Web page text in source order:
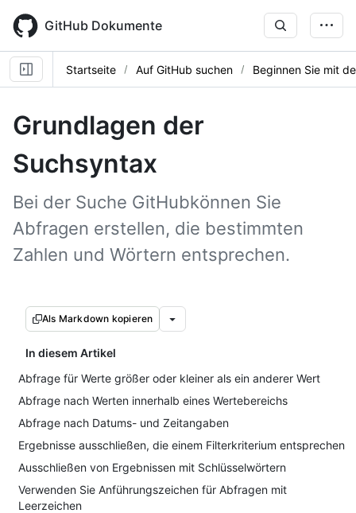
main
content
GitHub Dokumente
Startseite Auf GitHub suchen Beginnen Sie mit
Grundlagen der
Suchsyntax
Bei der Suche GitHubkönnen Sie
Abfragen erstellen, die bestimmten
Zahlen und Wörtern entsprechen.
Als Markdown kopieren
In diesem Artikel
Abfrage für Werte größer oder kleiner als ein anderer Wert
Abfrage nach Werten innerhalb eines Wertebereichs
Abfrage nach Datums- und Zeitangaben
Ergebnisse ausschließen, die einem Filterkriterium entsprechen
Ausschließen von Ergebnissen mit Schlüsselwörtern
Verwenden Sie Anführungszeichen für Abfragen mit
Leerzeichen